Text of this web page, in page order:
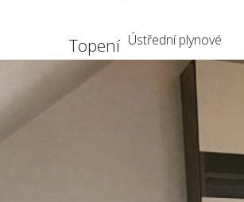
Topení Ústřední plynové